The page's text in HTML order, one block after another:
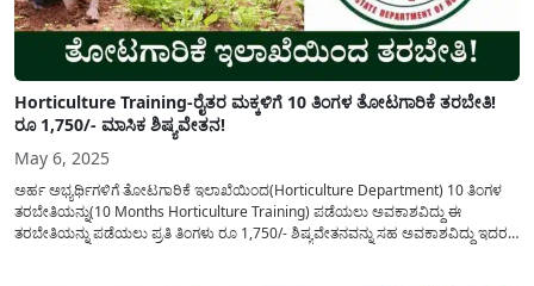
Horticulture Training-ರೈತರ ಮಕ್ಕಳಿಗೆ 10 ತಿಂಗಳ ತೋಟಗಾರಿಕೆ ತರಬೇತಿ!
ರೂ 1,750/- ಮಾಸಿಕ ಶಿಷ್ಯವೇತನ!
May 6, 2025
ಅರ್ಹ ಅಭ್ಯರ್ಥಿಗಳಿಗೆ ತೋಟಗಾರಿಕೆ ಇಲಾಖೆಯಿಂದ(Horticulture Department) 10 ತಿಂಗಳ
ತರಬೇತಿಯನ್ನು(10 Months Horticulture Training) ಪಡೆಯಲು ಅವಕಾಶವಿದ್ದು ಈ
ತರಬೇತಿಯನ್ನು ಪಡೆಯಲು ಪ್ರತಿ ತಿಂಗಳು ರೂ 1,750/- ಶಿಷ್ಯವೇತನವನ್ನು ಸಹ ಅವಕಾಶವಿದ್ದು ಇದರ